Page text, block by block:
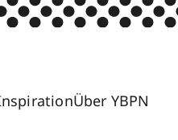
Über YBPN